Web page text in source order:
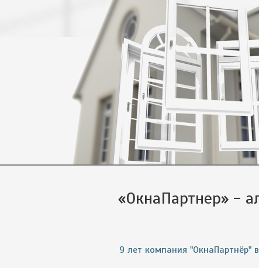
«ОкнаПартнер» -
9 лет компания "ОкнаПартнёр"